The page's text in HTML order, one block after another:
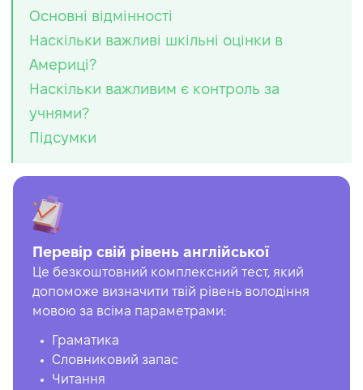
Основні відмінності
Наскільки важливі шкільні оцінки в
Америці?
Наскільки важливим є контроль за
учнями?
Підсумки
Перевір свій рівень англійської
Це безкоштовний комплексний тест, який
допоможе визначити твій рівень володіння
мовою за всіма параметрами:
Граматика
Словниковий запас
Читання